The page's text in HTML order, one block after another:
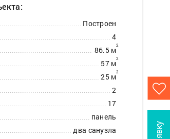
Построен
4
86.5 м2
57 м2
25 м2
2
17
панель
два санузла